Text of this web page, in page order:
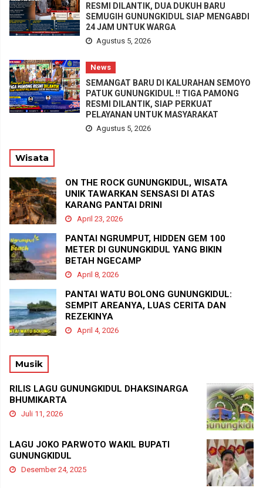
RESMI DILANTIK, DUA DUKUH BARU
SEMUGIH GUNUNGKIDUL SIAP MENGABDI
24 JAM UNTUK WARGA
Agustus 5, 2026
News
SEMANGAT BARU DI KALURAHAN SEMOYO
PATUK GUNUNGKIDUL !! TIGA PAMONG
RESMI DILANTIK, SIAP PERKUAT
PELAYANAN UNTUK MASYARAKAT
Agustus 5, 2026
Wisata
ON THE ROCK GUNUNGKIDUL, WISATA
UNIK TAWARKAN SENSASI DI ATAS
KARANG PANTAI DRINI
April 23, 2026
PANTAI NGRUMPUT, HIDDEN GEM 100
METER DI GUNUNGKIDUL YANG BIKIN
BETAH NGECAMP
April 8, 2026
PANTAI WATU BOLONG GUNUNGKIDUL:
SEMPIT AREANYA, LUAS CERITA DAN
REZEKINYA
April 4, 2026
Musik
RILIS LAGU GUNUNGKIDUL DHAKSINARGA
BHUMIKARTA
Juli 11, 2026
LAGU JOKO PARWOTO WAKIL BUPATI
GUNUNGKIDUL
Desember 24, 2025